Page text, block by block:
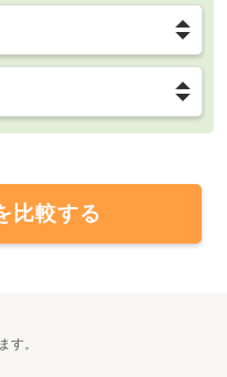
比較する
す。